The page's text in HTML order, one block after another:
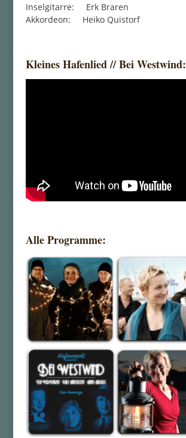
Inselgitarre: Erk Braren
Akkordeon: Heiko Quistorf
Kleines Hafenlied // Bei Westwind:
Alle Programme: